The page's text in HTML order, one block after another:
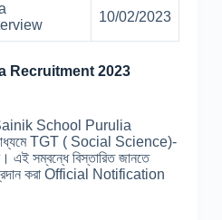
10/02/2023
Recruitment 2023
School Purulia
TGT ( Social Science)-
এই সম্বন্ধে বিস্তারিত জানতে
করা Official Notification